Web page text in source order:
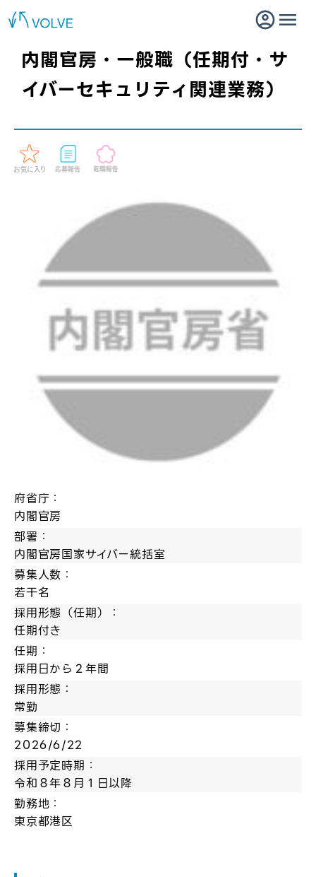
内閣官房・一般職（任期付・サ
イバーセキュリティ関連業務）
府省庁：
内閣官房
部署：
内閣官房国家サイバー統括室
募集人数：
若干名
採用形態（任期）：
任期付き
任期：
採用日から２年間
採用形態：
常勤
募集締切：
2026/6/22
採用予定時期：
令和８年８月１日以降
勤務地：
東京都港区